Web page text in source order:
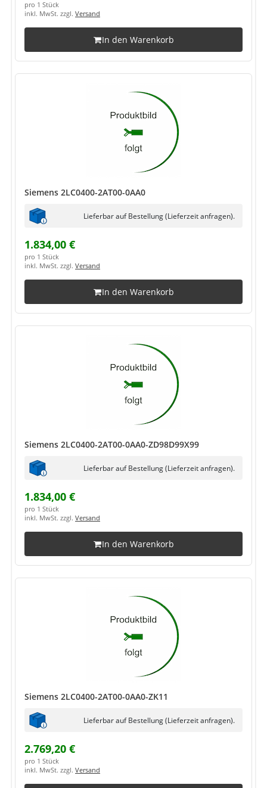
pro 1 Stück
inkl. MwSt. zzgl. Versand
In den Warenkorb
Siemens 2LC0400-2AT00-0AA0
Lieferbar auf Bestellung (Lieferzeit anfragen).
1.834,00 €
pro 1 Stück
inkl. MwSt. zzgl. Versand
In den Warenkorb
Siemens 2LC0400-2AT00-0AA0-ZD98D99X99
Lieferbar auf Bestellung (Lieferzeit anfragen).
1.834,00 €
pro 1 Stück
inkl. MwSt. zzgl. Versand
In den Warenkorb
Siemens 2LC0400-2AT00-0AA0-ZK11
Lieferbar auf Bestellung (Lieferzeit anfragen).
2.769,20 €
pro 1 Stück
inkl. MwSt. zzgl. Versand